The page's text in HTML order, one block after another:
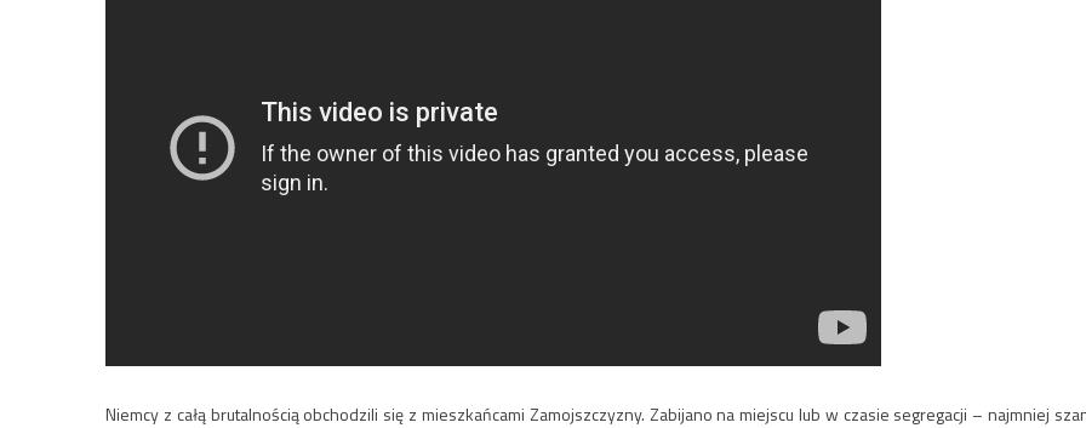
Niemcy z całą brutalnością obchodzili się z mieszkańcami Zamojszczyzny. Zabijano na miejscu lub w czasie segregacji – najmniej